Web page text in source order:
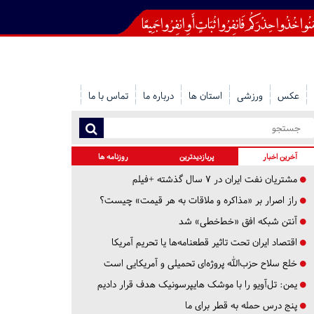
عکس ورزشی استان ها درباره ما تماس با ما
آخرین اخبار پربازدیدترین روزنامه ها
مشتریان نفت ایران در ۷ سال گذشته +فیلم
راز اصرار بر «مذاکره و ملاقات به هر قیمت» چیست؟
آنتن شبکه افق «خط‌خطی» شد
اقتصاد ایران تحت تاثیر قطعنامه‌ها یا تحریم‌ آمریکا
خلع سلاح حزب‌الله پروژه‌ای تحمیلی و آمریکایی است
یمن: تل‌آویو را با موشک هایپرسونیک هدف قرار دادیم
پنج درس‌ حمله به قطر برای ما